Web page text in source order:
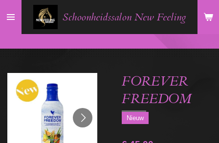
direct
hoofdinhoud
Schoonheidssalon New Feeling
FOREVER
FREEDOM
Nieuw